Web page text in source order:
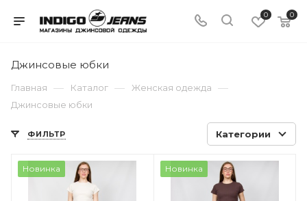
0 0
Джинсовые юбки
Главная — Каталог — Женская одежда —
Джинсовые юбки
ФИЛЬТР Категории
Новинка Новинка